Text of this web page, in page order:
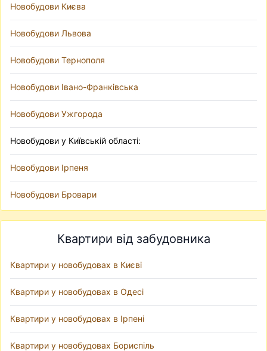
Новобудови Києва
Новобудови Львова
Новобудови Тернополя
Новобудови Івано-Франківська
Новобудови Ужгорода
Новобудови у Київській області:
Новобудови Ірпеня
Новобудови Бровари
Квартири від забудовника
Квартири у новобудовах в Києві
Квартири у новобудовах в Одесі
Квартири у новобудовах в Ірпені
Квартири у новобудовах Бориспіль